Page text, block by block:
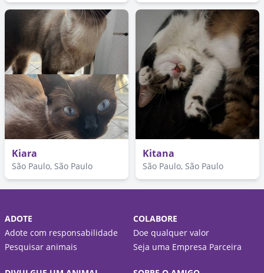
Kiara
São Paulo, São Paulo
Kitana
São Paulo, São Paulo
ADOTE
Adote com responsabilidade
Pesquisar animais
COLABORE
Doe qualquer valor
Seja uma Empresa Parceira